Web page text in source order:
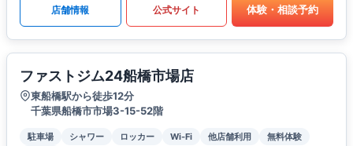
店舗情報 公式サイト 体験・相談予約
ファストジム24船橋市場店
東船橋駅から徒歩12分
千葉県船橋市市場3-15-52階
駐車場 シャワー ロッカー Wi-Fi 他店舗利用
無料体験